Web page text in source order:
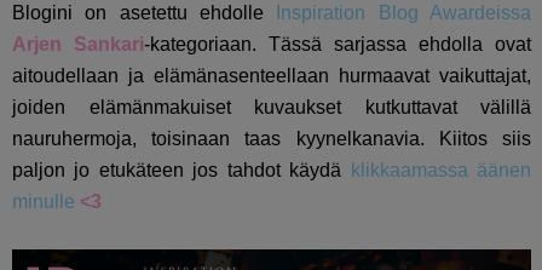
Blogini on asetettu ehdolle
Inspiration Blog Awardeissa
Arjen Sankari-kategoriaan. Tässä sarjassa ehdolla ovat
aitoudellaan ja elämänasenteellaan hurmaavat vaikuttajat,
joiden elämänmakuiset kuvaukset kutkuttavat välillä
nauruhermoja, toisinaan taas kyynelkanavia. Kiitos siis
paljon jo etukäteen jos tahdot käydä
klikkaamassa äänen
minulle <3